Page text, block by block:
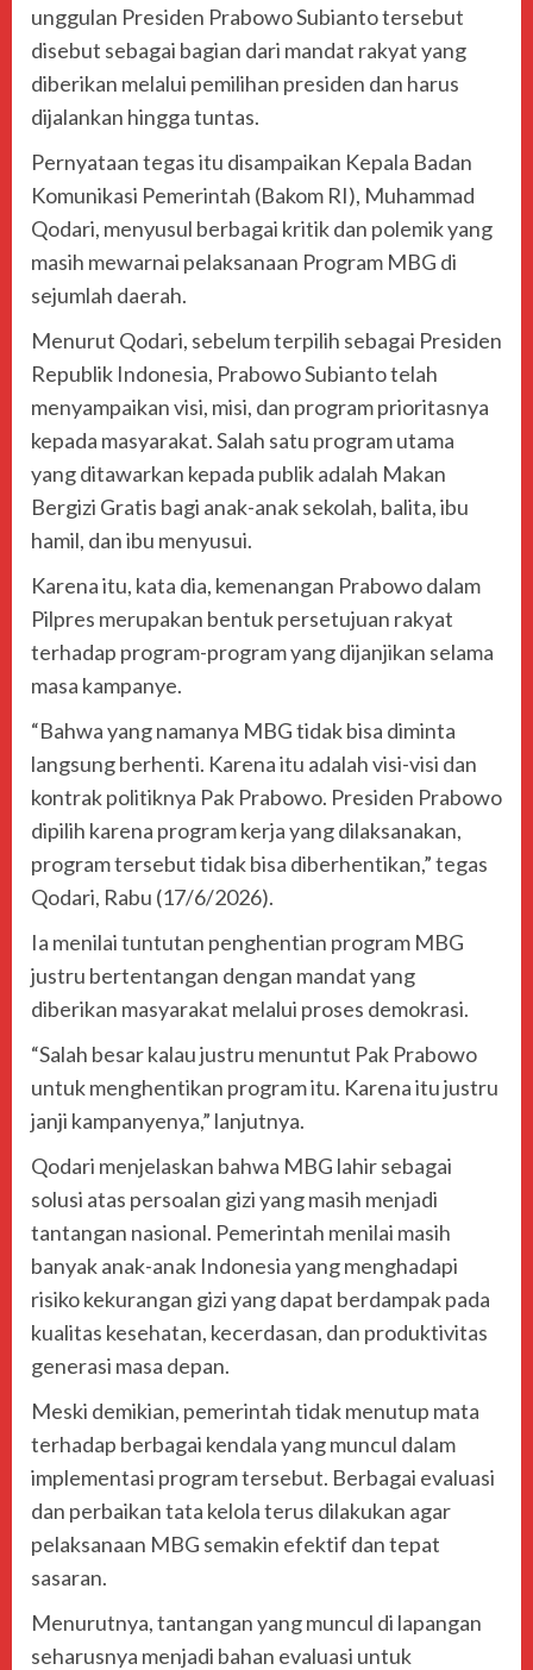
unggulan Presiden Prabowo Subianto tersebut
disebut sebagai bagian dari mandat rakyat yang
diberikan melalui pemilihan presiden dan harus
dijalankan hingga tuntas.
Pernyataan tegas itu disampaikan Kepala Badan
Komunikasi Pemerintah (Bakom RI), Muhammad
Qodari, menyusul berbagai kritik dan polemik yang
masih mewarnai pelaksanaan Program MBG di
sejumlah daerah.
Menurut Qodari, sebelum terpilih sebagai Presiden
Republik Indonesia, Prabowo Subianto telah
menyampaikan visi, misi, dan program prioritasnya
kepada masyarakat. Salah satu program utama
yang ditawarkan kepada publik adalah Makan
Bergizi Gratis bagi anak-anak sekolah, balita, ibu
hamil, dan ibu menyusui.
Karena itu, kata dia, kemenangan Prabowo dalam
Pilpres merupakan bentuk persetujuan rakyat
terhadap program-program yang dijanjikan selama
masa kampanye.
“Bahwa yang namanya MBG tidak bisa diminta
langsung berhenti. Karena itu adalah visi-visi dan
kontrak politiknya Pak Prabowo. Presiden Prabowo
dipilih karena program kerja yang dilaksanakan,
program tersebut tidak bisa diberhentikan,” tegas
Qodari, Rabu (17/6/2026).
Ia menilai tuntutan penghentian program MBG
justru bertentangan dengan mandat yang
diberikan masyarakat melalui proses demokrasi.
“Salah besar kalau justru menuntut Pak Prabowo
untuk menghentikan program itu. Karena itu justru
janji kampanyenya,” lanjutnya.
Qodari menjelaskan bahwa MBG lahir sebagai
solusi atas persoalan gizi yang masih menjadi
tantangan nasional. Pemerintah menilai masih
banyak anak-anak Indonesia yang menghadapi
risiko kekurangan gizi yang dapat berdampak pada
kualitas kesehatan, kecerdasan, dan produktivitas
generasi masa depan.
Meski demikian, pemerintah tidak menutup mata
terhadap berbagai kendala yang muncul dalam
implementasi program tersebut. Berbagai evaluasi
dan perbaikan tata kelola terus dilakukan agar
pelaksanaan MBG semakin efektif dan tepat
sasaran.
Menurutnya, tantangan yang muncul di lapangan
seharusnya menjadi bahan evaluasi untuk